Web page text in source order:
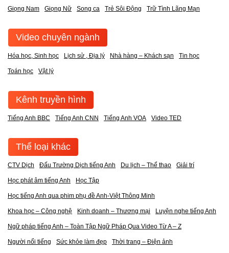
Giọng Nam Giọng Nữ Song ca Trẻ Sôi Động Trữ Tình Lãng Mạn
Video chuyên ngành
Hóa học, Sinh học Lịch sử , Địa lý Nhà hàng – Khách sạn Tin học
Toán học Vật lý
Kênh truyền hình
Tiếng Anh BBC Tiếng Anh CNN Tiếng Anh VOA Video TED
Thể loại khác
CTV Dịch Đấu Trường Dịch tiếng Anh Du lịch – Thể thao Giải trí
Học phát âm tiếng Anh Học Tập
Học tiếng Anh qua phim phụ đề Anh-Việt Thông Minh
Khoa học – Công nghệ Kinh doanh – Thương mại Luyện nghe tiếng Anh
Ngữ pháp tiếng Anh – Toàn Tập Ngữ Pháp Qua Video Từ A – Z
Người nổi tiếng Sức khỏe làm đẹp Thời trang – Điện ảnh